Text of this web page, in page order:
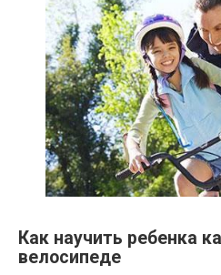
Как научить ребенка
велосипеде